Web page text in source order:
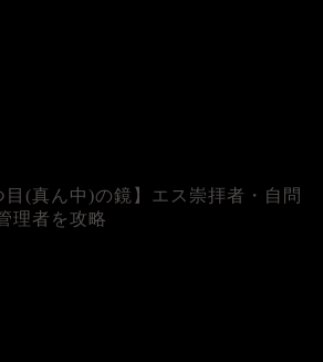
目(真ん中)の鏡】エス崇拝者・自問
理者を攻略